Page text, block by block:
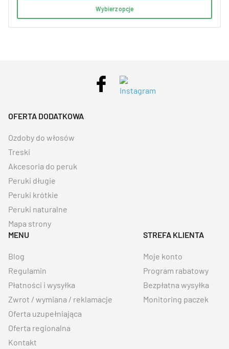
Wybierz opcje
OFERTA DODATKOWA
Ozdoby do włosów
Treski
Akcesoria do peruk
Peruki długie
Peruki krótkie
Peruki naturalne
Mapa strony
MENU
Blog
Regulamin
Płatności i wysyłka
Zwrot / wymiana / reklamacje
Oferta uzupełniająca
Oferta regionalna
Kontakt
STREFA KLIENTA
Moje konto
Program rabatowy
Bezpłatna wysyłka
Monitoring paczek